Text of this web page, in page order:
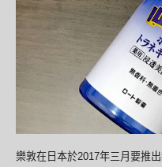
樂敦在日本於2017年三月要推